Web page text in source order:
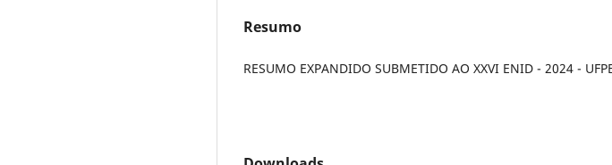
Resumo
RESUMO EXPANDIDO SUBMETIDO AO XXVI ENID - 2024 -